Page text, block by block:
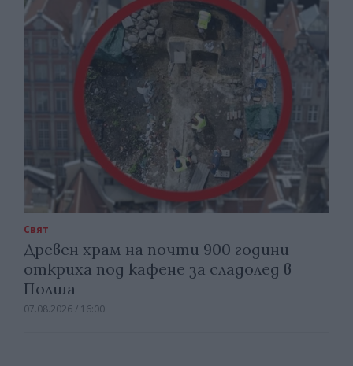
Свят
Древен храм на почти 900 години
откриха под кафене за сладолед в
Полша
07.08.2026 / 16:00